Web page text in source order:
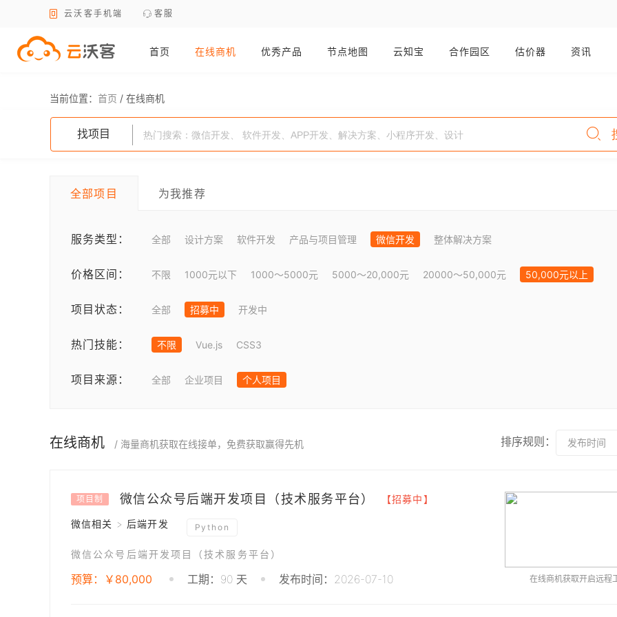
云沃客手机端 客服
首页 在线商机 优秀产品 节点地图 云知宝 合作园区 估价器 资讯
当前位置： 首页 / 在线商机
找项目
全部项目 为我推荐
服务类型： 全部 设计方案 软件开发 产品与项目管理 微信开发 整体解决方案
价格区间： 不限 1000元以下 1000～5000元 5000～20,000元 20000～50,000元 50,000元以上
项目状态： 全部 招募中 开发中
热门技能： 不限 Vue.js CSS3
项目来源： 全部 企业项目 个人项目
在线商机 / 海量商机获取在线接单，免费获取赢得先机 排序规则： 发布时间
项目制 微信公众号后端开发项目（技术服务平台） 【招募中】
微信相关 > 后端开发 Python
微信公众号后端开发项目（技术服务平台）
预算：￥80,000 工期：90 天 发布时间：2026-07-10 在线商机获取开启远程